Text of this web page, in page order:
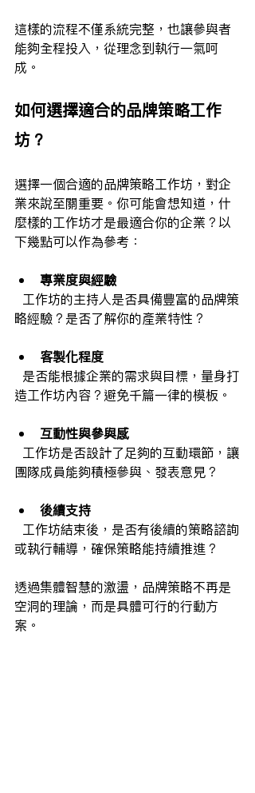
這樣的流程不僅系統完整，也讓參與者
能夠全程投入，從理念到執行一氣呵
成。
如何選擇適合的品牌策略工作
坊？
選擇一個合適的品牌策略工作坊，對企
業來說至關重要。你可能會想知道，什
麼樣的工作坊才是最適合你的企業？以
下幾點可以作為參考：
專業度與經驗
略經驗？是否了解你的產業特性？
客製化程度
造工作坊內容？避免千篇一律的模板。
互動性與參與感
團隊成員能夠積極參與、發表意見？
後續支持
或執行輔導，確保策略能持續推進？
透過集體智慧的激盪，品牌策略不再是
空洞的理論，而是具體可行的行動方
案。